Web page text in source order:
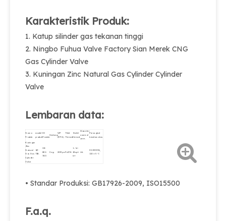
Karakteristik Produk:
1. Katup silinder gas tekanan tinggi
2. Ningbo Fuhua Valve Factory Sian Merek CNG
Gas Cylinder Valve
3. Kuningan Zinc Natural Gas Cylinder Cylinder
Valve
Lembaran data:
Nama
Produk
model
produk
ID
Produk
Sedang
WP
(MPA)
Thlet
Thread.
Outlet
thread.
Diameter
nominal
φmm.
Perangkat
keselamatan.
Kuningan
Zinc
Natural
Gas Gas
Cylinder
Valve
QF-
T1B.
08-
881-
740.
Cng. 20Mpa.Pz27.8.
1 / 4-
18npt-
int
Φ6.
30-33MPA,
110 ± 5 ℃
• Standar Produksi: GB17926-2009, ISO15500
F.a.q.